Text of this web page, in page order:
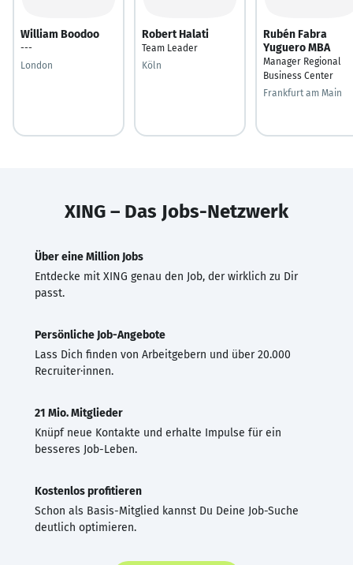
William Boodoo
---
London
Robert Halati
Team Leader
Köln
Rubén Fabra
Yuguero MBA
Manager Regional
Business Center
Frankfurt am Main
XING – Das Jobs-Netzwerk
Über eine Million Jobs
Entdecke mit XING genau den Job, der wirklich zu Dir
passt.
Persönliche Job-Angebote
Lass Dich finden von Arbeitgebern und über 20.000
Recruiter·innen.
21 Mio. Mitglieder
Knüpf neue Kontakte und erhalte Impulse für ein
besseres Job-Leben.
Kostenlos profitieren
Schon als Basis-Mitglied kannst Du Deine Job-Suche
deutlich optimieren.